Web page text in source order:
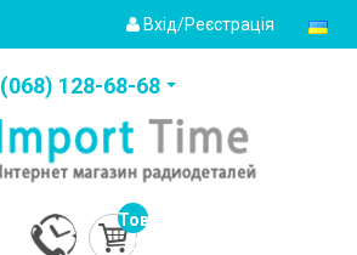
Вхід/Реєстрація
(‎068) 128-68-68
Товарів:
0